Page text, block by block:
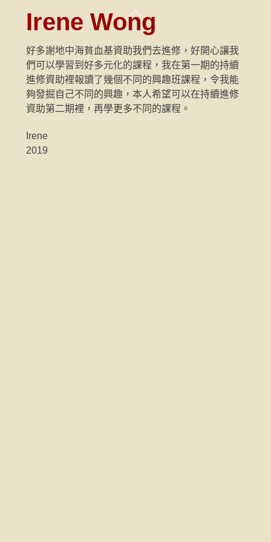
Irene Wong
好多謝地中海貧血基資助我們去進修，好開心讓我
們可以學習到好多元化的課程，我在第一期的持續
進修資助裡報讀了幾個不同的興趣班課程，令我能
夠發掘自己不同的興趣，本人希望可以在持續進修
資助第二期裡，再學更多不同的課程。
Irene
2019
Back
To
Top